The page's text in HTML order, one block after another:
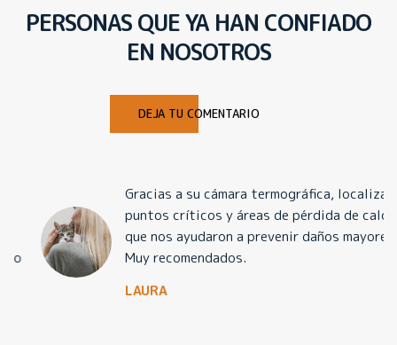
PERSONAS QUE YA HAN CONFIADO
EN NOSOTROS
DEJA TU COMENTARIO
Gracias a su cámara termográfica, localizaron
puntos críticos y áreas de pérdida de calor
que nos ayudaron a prevenir daños mayores.
Muy recomendados.
LAURA